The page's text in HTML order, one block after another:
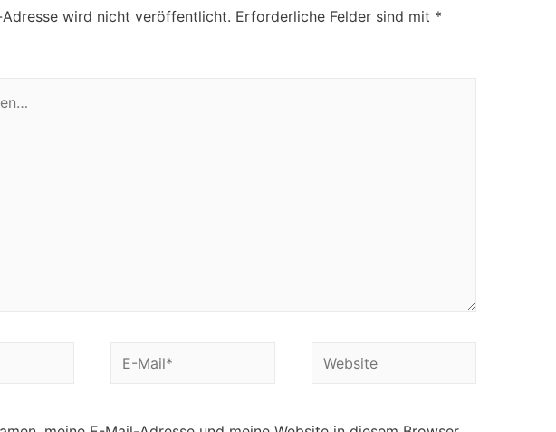
wird nicht veröffentlicht. Erforderliche Felder sind mit *
E-
Website